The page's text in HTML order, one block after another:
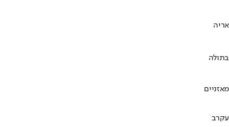
אריה
בתולה
מאזניים
עקרב